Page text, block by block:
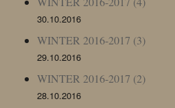
30.10.2016
WINTER 2016-2017 (3)
29.10.2016
WINTER 2016-2017 (2)
28.10.2016